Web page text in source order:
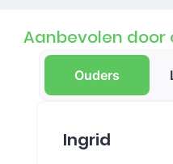
Aanbevolen door
Ouders
Ingrid